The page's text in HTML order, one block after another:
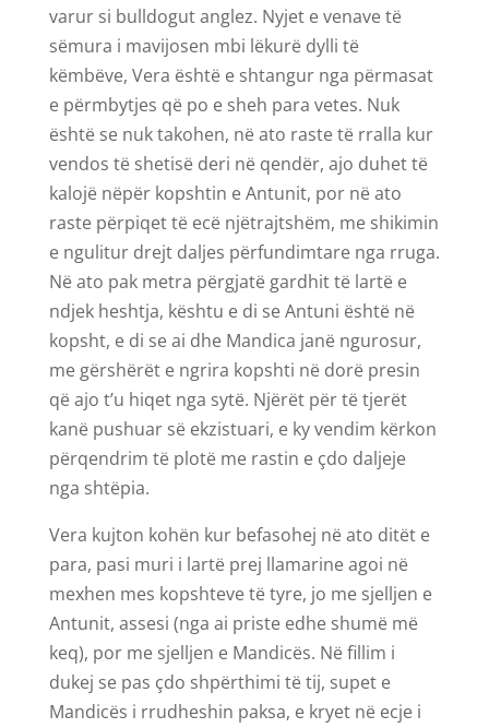
varur si bulldogut anglez. Nyjet e venave të
sëmura i mavijosen mbi lëkurë dylli të
këmbëve, Vera është e shtangur nga përmasat
e përmbytjes që po e sheh para vetes. Nuk
është se nuk takohen, në ato raste të rralla kur
vendos të shetisë deri në qendër, ajo duhet të
kalojë nëpër kopshtin e Antunit, por në ato
raste përpiqet të ecë njëtrajtshëm, me shikimin
e ngulitur drejt daljes përfundimtare nga rruga.
Në ato pak metra përgjatë gardhit të lartë e
ndjek heshtja, kështu e di se Antuni është në
kopsht, e di se ai dhe Mandica janë ngurosur,
me gërshërët e ngrira kopshti në dorë presin
që ajo t’u hiqet nga sytë. Njërët për të tjerët
kanë pushuar së ekzistuari, e ky vendim kërkon
përqendrim të plotë me rastin e çdo daljeje
nga shtëpia.
Vera kujton kohën kur befasohej në ato ditët e
para, pasi muri i lartë prej llamarine agoi në
mexhen mes kopshteve të tyre, jo me sjelljen e
Antunit, assesi (nga ai priste edhe shumë më
keq), por me sjelljen e Mandicës. Në fillim i
dukej se pas çdo shpërthimi të tij, supet e
Mandicës i rrudheshin paksa, e kryet në ecje i